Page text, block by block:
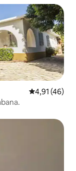
Calificación
4,91 (46)